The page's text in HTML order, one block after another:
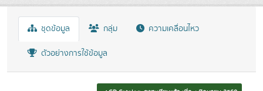
ชุดข้อมูล กลุ่ม ความเคลื่อนไหว
ตัวอย่างการใช้ข้อมูล